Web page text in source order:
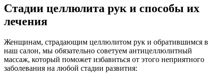
Стадии целлюлита рук и способы их
лечения
Женщинам, страдающим целлюлитом рук и обратившимся в
наш салон, мы обязательно советуем антицеллюлитный
массаж, который поможет избавиться от этого неприятного
заболевания на любой стадии развития: